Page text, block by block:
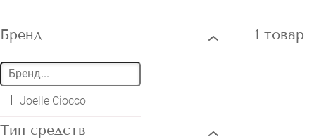
Бренд
Joelle Ciocco
Тип средств
1 товар